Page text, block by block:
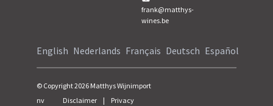
frank@matthys-
wines.be
English Nederlands Français Deutsch Español
© Copyright2026 Matthys Wijnimport
nv
Disclaimer | Privacy